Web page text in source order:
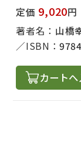
定価 9,020円
著者名： 山橋
ISBN：
カートへ